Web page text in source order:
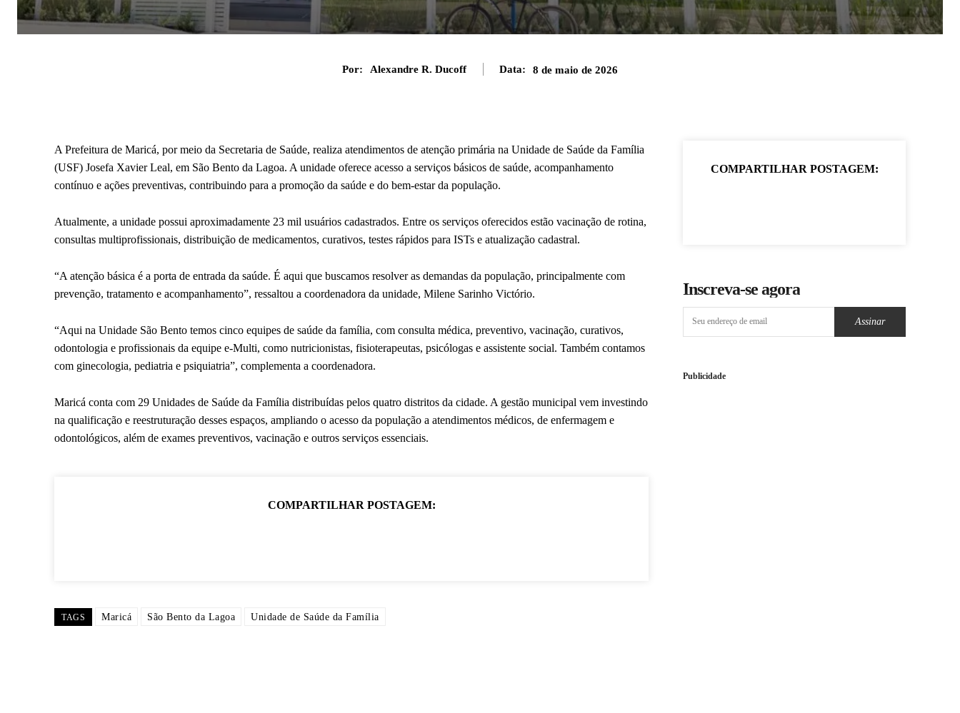
Por: Alexandre R. Ducoff Data: 8 de maio de 2026
A Prefeitura de Maricá, por meio da Secretaria de Saúde, realiza atendimentos de atenção primária na Unidade de Saúde da Família
(USF) Josefa Xavier Leal, em São Bento da Lagoa. A unidade oferece acesso a serviços básicos de saúde, acompanhamento
contínuo e ações preventivas, contribuindo para a promoção da saúde e do bem-estar da população.
Atualmente, a unidade possui aproximadamente 23 mil usuários cadastrados. Entre os serviços oferecidos estão vacinação de rotina,
consultas multiprofissionais, distribuição de medicamentos, curativos, testes rápidos para ISTs e atualização cadastral.
“A atenção básica é a porta de entrada da saúde. É aqui que buscamos resolver as demandas da população, principalmente com
prevenção, tratamento e acompanhamento”, ressaltou a coordenadora da unidade, Milene Sarinho Victório.
“Aqui na Unidade São Bento temos cinco equipes de saúde da família, com consulta médica, preventivo, vacinação, curativos,
odontologia e profissionais da equipe e-Multi, como nutricionistas, fisioterapeutas, psicólogas e assistente social. Também contamos
com ginecologia, pediatria e psiquiatria”, complementa a coordenadora.
Maricá conta com 29 Unidades de Saúde da Família distribuídas pelos quatro distritos da cidade. A gestão municipal vem investindo
na qualificação e reestruturação desses espaços, ampliando o acesso da população a atendimentos médicos, de enfermagem e
odontológicos, além de exames preventivos, vacinação e outros serviços essenciais.
COMPARTILHAR POSTAGEM:
TAGS Maricá São Bento da Lagoa Unidade de Saúde da Família
COMPARTILHAR POSTAGEM:
Inscreva-se agora
Assinar
Publicidade